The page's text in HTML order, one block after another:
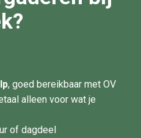
, goed bereikbaar met OV
alleen voor wat je
of dagdeel